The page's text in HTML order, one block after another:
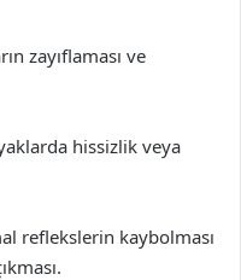
zayıflaması ve
hissizlik veya
reflekslerin kaybolması